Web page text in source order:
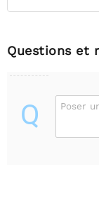
Questions et
Q Poser